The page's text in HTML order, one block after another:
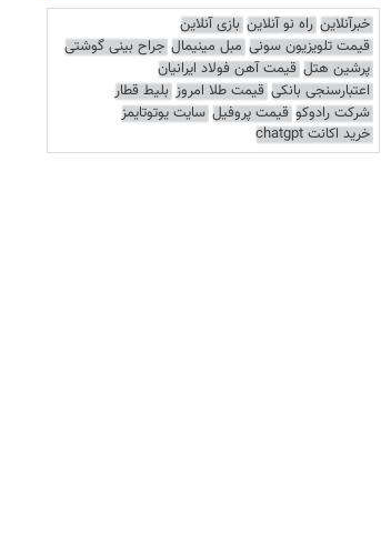
خبرآنلاین راه نو آنلاین بازی آنلاین
قیمت تلویزیون سونی مبل مینیمال جراح بینی گوشتی
پرشین هتل قیمت آهن فولاد ایرانیان
اعتبارسنجی بانکی قیمت طلا امروز بلیط قطار
شرکت رادوکو قیمت پروفیل سایت یوتوتایمز
خرید اکانت chatgpt